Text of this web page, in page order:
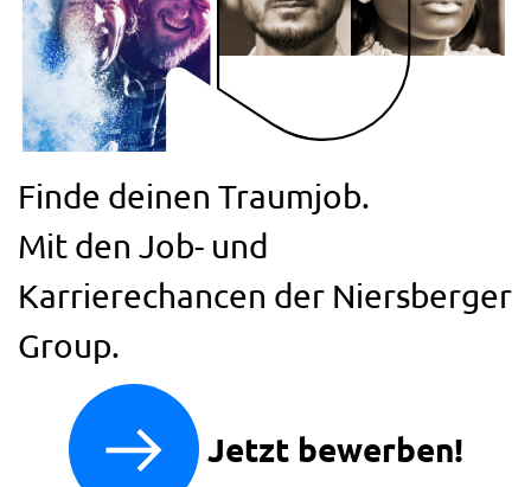
Finde deinen Traumjob.
Mit den Job- und
Karrierechancen der Niersberger
Group.
Jetzt bewerben!